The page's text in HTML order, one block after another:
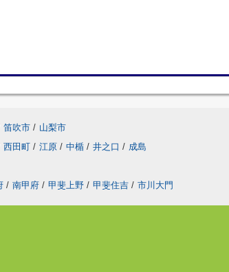
笛吹市 / 山梨市
西田町 / 江原 / 中楯 / 井之口 / 成島
/ 南甲府 / 甲斐上野 / 甲斐住吉 / 市川大門